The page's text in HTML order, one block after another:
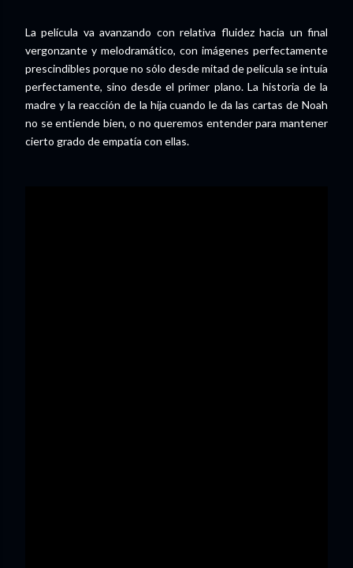
La película va avanzando con relativa fluidez hacia un final
vergonzante y melodramático, con imágenes perfectamente
prescindibles porque no sólo desde mitad de película se intuía
perfectamente, sino desde el primer plano. La historia de la
madre y la reacción de la hija cuando le da las cartas de Noah
no se entiende bien, o no queremos entender para mantener
cierto grado de empatía con ellas.